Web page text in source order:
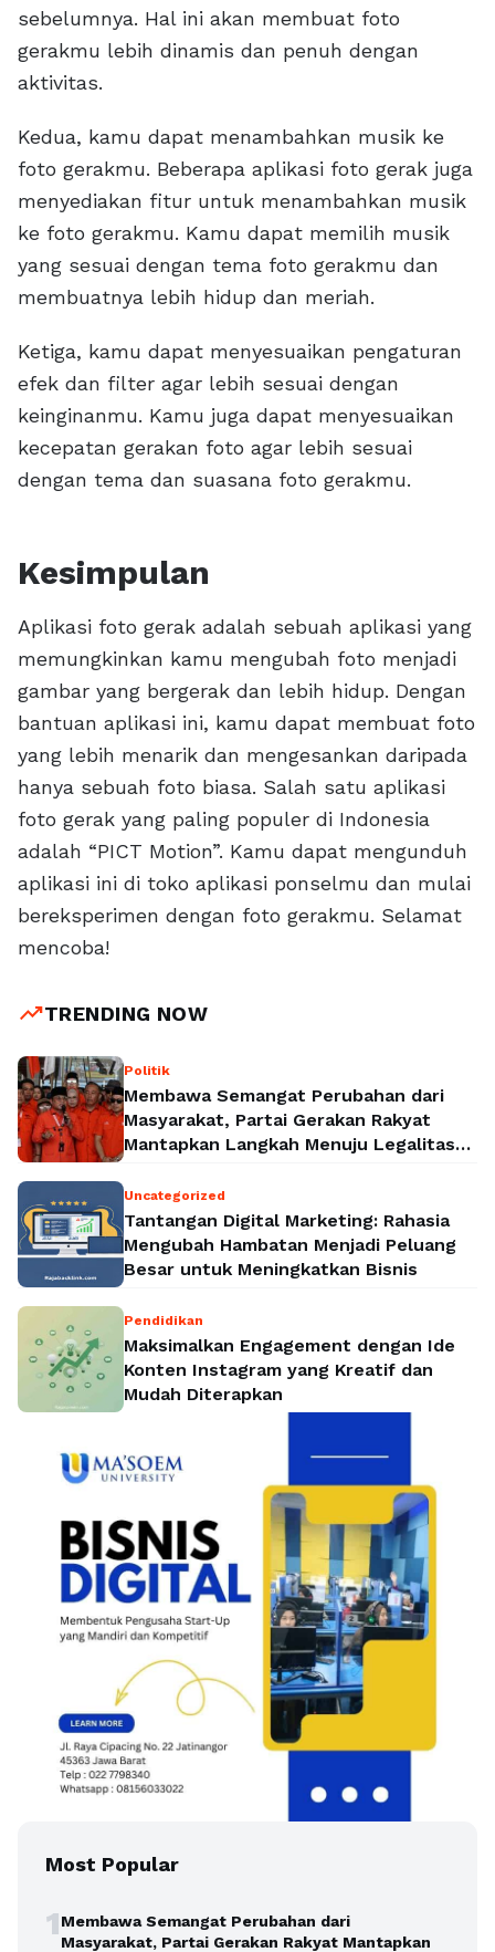
sebelumnya. Hal ini akan membuat foto
gerakmu lebih dinamis dan penuh dengan
aktivitas.
Kedua, kamu dapat menambahkan musik ke
foto gerakmu. Beberapa aplikasi foto gerak juga
menyediakan fitur untuk menambahkan musik
ke foto gerakmu. Kamu dapat memilih musik
yang sesuai dengan tema foto gerakmu dan
membuatnya lebih hidup dan meriah.
Ketiga, kamu dapat menyesuaikan pengaturan
efek dan filter agar lebih sesuai dengan
keinginanmu. Kamu juga dapat menyesuaikan
kecepatan gerakan foto agar lebih sesuai
dengan tema dan suasana foto gerakmu.
Kesimpulan
Aplikasi foto gerak adalah sebuah aplikasi yang
memungkinkan kamu mengubah foto menjadi
gambar yang bergerak dan lebih hidup. Dengan
bantuan aplikasi ini, kamu dapat membuat foto
yang lebih menarik dan mengesankan daripada
hanya sebuah foto biasa. Salah satu aplikasi
foto gerak yang paling populer di Indonesia
adalah “PICT Motion”. Kamu dapat mengunduh
aplikasi ini di toko aplikasi ponselmu dan mulai
bereksperimen dengan foto gerakmu. Selamat
mencoba!
trending_upTRENDING NOW
Politik
Membawa Semangat Perubahan dari
Masyarakat, Partai Gerakan Rakyat
Mantapkan Langkah Menuju Legalitas
Uncategorized
Tantangan Digital Marketing: Rahasia
Mengubah Hambatan Menjadi Peluang
Besar untuk Meningkatkan Bisnis
Pendidikan
Maksimalkan Engagement dengan Ide
Konten Instagram yang Kreatif dan
Mudah Diterapkan
Most Popular
1Membawa Semangat Perubahan dari
Masyarakat, Partai Gerakan Rakyat Mantapkan